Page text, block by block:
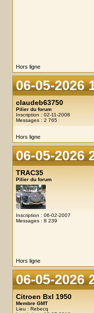
Hors ligne
06-05-2026
claudeb63750
Pilier du forum
Inscription : 02-11-2008
Messages : 2 765
Hors ligne
06-05-2026
TRAC35
Pilier du forum
Inscription : 06-02-2007
Messages : 8 239
Hors ligne
06-05-2026
Citroen Bxl 1950
Membre GMT
Lieu : Rebecq